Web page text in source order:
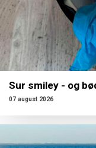
Sur smiley - og
07 august 2026